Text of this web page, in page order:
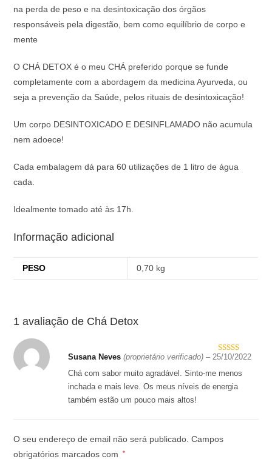
na perda de peso e na desintoxicação dos órgãos
responsáveis pela digestão, bem como equilíbrio de corpo e
mente
O CHÁ DETOX é o meu CHÁ preferido porque se funde
completamente com a abordagem da medicina Ayurveda, ou
seja a prevenção da Saúde, pelos rituais de desintoxicação!
Um corpo DESINTOXICADO E DESINFLAMADO não acumula
nem adoece!
Cada embalagem dá para 60 utilizações de 1 litro de água
cada.
Idealmente tomado até às 17h.
Informação adicional
PESO 0,70 kg
1 avaliação de Chá Detox
Avaliaçã
o4de 5
Susana Neves(proprietário verificado) – 25/10/2022
Chá com sabor muito agradável. Sinto-me menos
inchada e mais leve. Os meus níveis de energia
também estão um pouco mais altos!
O seu endereço de email não será publicado. Campos
obrigatórios marcados com
*